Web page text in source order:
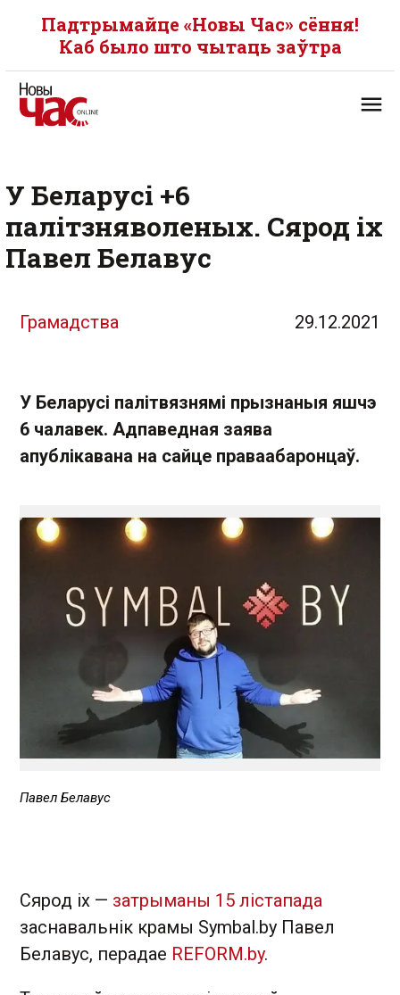
Падтрымайце «Новы Час» сёння!
Каб было што чытаць заўтра
У Беларусі +6
палітзняволеных. Сярод іх
Павел Белавус
Грамадства 29.12.2021
У Беларусі палітвязнямі прызнаныя яшчэ
6 чалавек. Адпаведная заява
апублікавана на сайце праваабаронцаў.
Павел Белавус
Сярод іх — затрыманы 15 лістапада
заснавальнік крамы Symbal.by Павел
Белавус, перадае REFORM.by.